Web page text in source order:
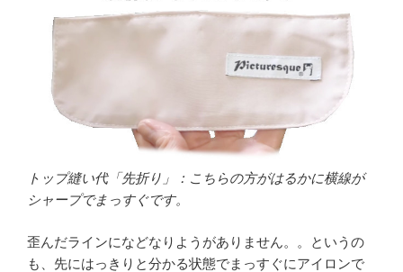
トップ縫い代「先折り」：こちらの方がはるかに横線が
シャープでまっすぐです。
歪んだラインになどなりようがありません。。というの
も、先にはっきりと分かる状態でまっすぐにアイロンで